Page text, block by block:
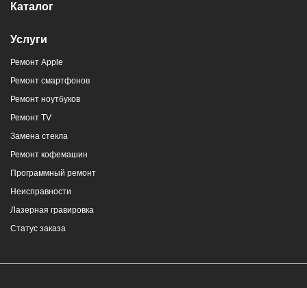
Каталог
Услуги
Ремонт Apple
Ремонт смартфонов
Ремонт ноутбуков
Ремонт TV
Замена стекла
Ремонт кофемашин
Программный ремонт
Неисправности
Лазерная гравировка
Статус заказа